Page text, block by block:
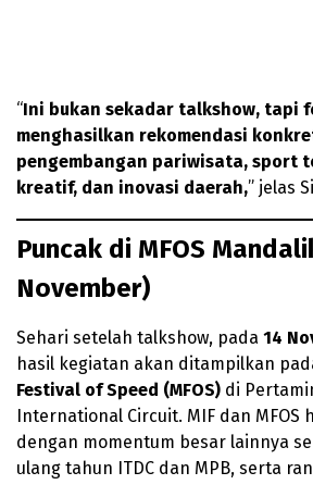
“Ini bukan sekadar talkshow, tapi
menghasilkan rekomendasi
pengembangan pariwisata, sport
kreatif, dan inovasi daerah,” jelas
Puncak di MFOS
November)
Sehari setelah talkshow, pada 14
hasil kegiatan akan ditampilkan
Festival of Speed (MFOS) di
International Circuit. MIF dan MFOS
dengan momentum besar lainnya
ulang tahun ITDC dan MPB, serta